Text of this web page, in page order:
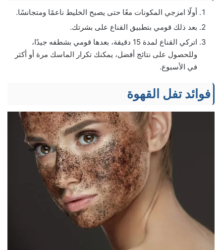
أولًا امزجي المكونات معًا حتى يصبح الخليط ناعمًا ومتجانسًا.
بعد ذلك قومي بتطبيق القناع على بشرتك.
اتركي القناع لمدة 15 دقيقة، بعدها قومي بشطفه جيدًا،
وللحصول على نتائج أفضل، يمكنك تكرار الماسك مرة أو أكثر
في الأسبوع.
فوائد تفل القهوة